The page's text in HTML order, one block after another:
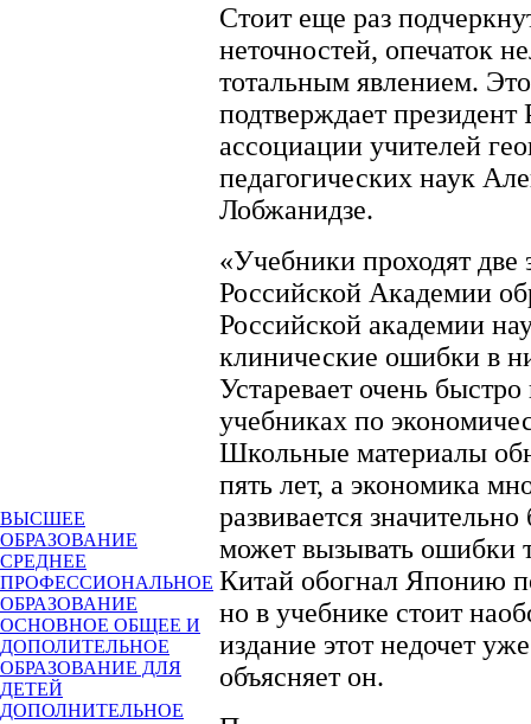
ВЫСШЕЕ
ОБРАЗОВАНИЕ
СРЕДНЕЕ
ПРОФЕССИОНАЛЬНОЕ
ОБРАЗОВАНИЕ
ОСНОВНОЕ ОБЩЕЕ И
ДОПОЛИТЕЛЬНОЕ
ОБРАЗОВАНИЕ ДЛЯ
ДЕТЕЙ
ДОПОЛНИТЕЛЬНОЕ
Стоит еще раз
неточностей, опечаток
тотальным явлением.
подтверждает президент
ассоциации учителей
педагогических наук
Лобжанидзе.
«Учебники проходят две
Российской Академии
Российской академии
клинические ошибки в
Устаревает очень
учебниках по
Школьные материалы
пять лет, а экономика
развивается
может вызывать ошибки
Китай обогнал Японию
но в учебнике стоит
издание этот недочет
объясняет он.